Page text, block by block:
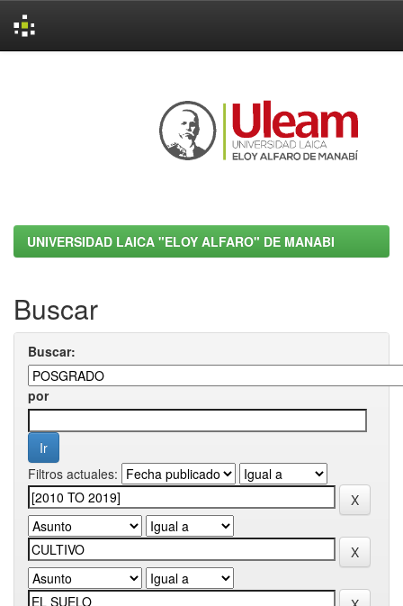
UNIVERSIDAD LAICA "ELOY ALFARO" DE MANABI
Buscar
Buscar:
por
Filtros actuales: